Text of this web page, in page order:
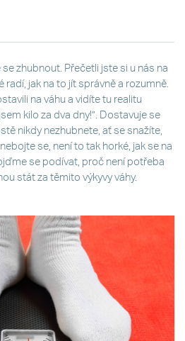
zhubnout. Přečetli jste si u nás na
radí, jak na to jít správně a rozumně.
na váhu a vidíte tu realitu
kilo za dva dny!”. Dostavuje se
nikdy nezhubnete, ať se snažíte,
se, není to tak horké, jak se na
se podívat, proč není potřeba
stát za těmito výkyvy váhy.